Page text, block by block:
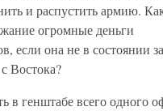
и распустить армию.
огромные деньги
если она не в состоянии
Востока?
генштабе всего одного